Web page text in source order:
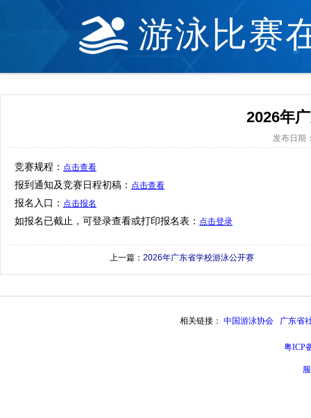
游泳比赛
2026年
发布日期
竞赛规程： 点击查看
报到通知及竞赛日程初稿： 点击查看
报名入口： 点击报名
如报名已截止，可登录查看或打印报名表： 点击登录
上一篇： 2026年广东省学校游泳公开赛
相关链接： 中国游泳协会 广东省
粤ICP